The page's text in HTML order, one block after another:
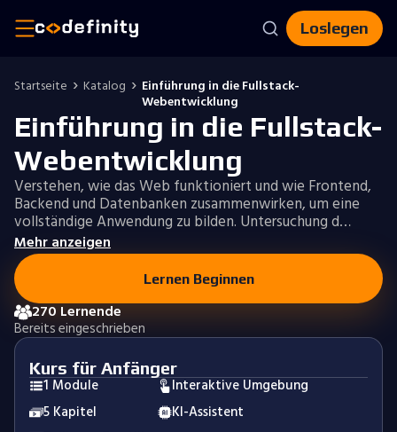
Loslegen
Startseite Katalog Einführung in die Fullstack-
Webentwicklung
Einführung in die Fullstack-
Webentwicklung
Verstehen, wie das Web funktioniert und wie Frontend,
Backend und Datenbanken zusammenwirken, um eine
vollständige Anwendung zu bilden. Untersuchung d…
Mehr anzeigen
Lernen Beginnen
270 Lernende
Bereits eingeschrieben
Kurs für Anfänger
1 Module
Interaktive Umgebung
5 Kapitel
KI-Assistent